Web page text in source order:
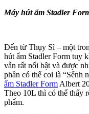
Máy hút ẩm Stadler
Đến từ Thụy Sĩ – một
hút ẩm Stadler Form tuy
vẫn rất nổi bật và được
phần có thể coi là “Sếnh
ẩm Stadler Form Albert
Theo 10L thì có thể thấy
phẩm.